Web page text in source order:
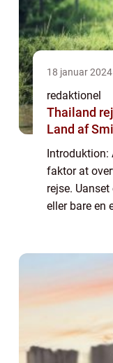
18 januar 2024
redaktionel
Thailand
Land af
Introduktion:
faktor at
rejse.
eller bare en